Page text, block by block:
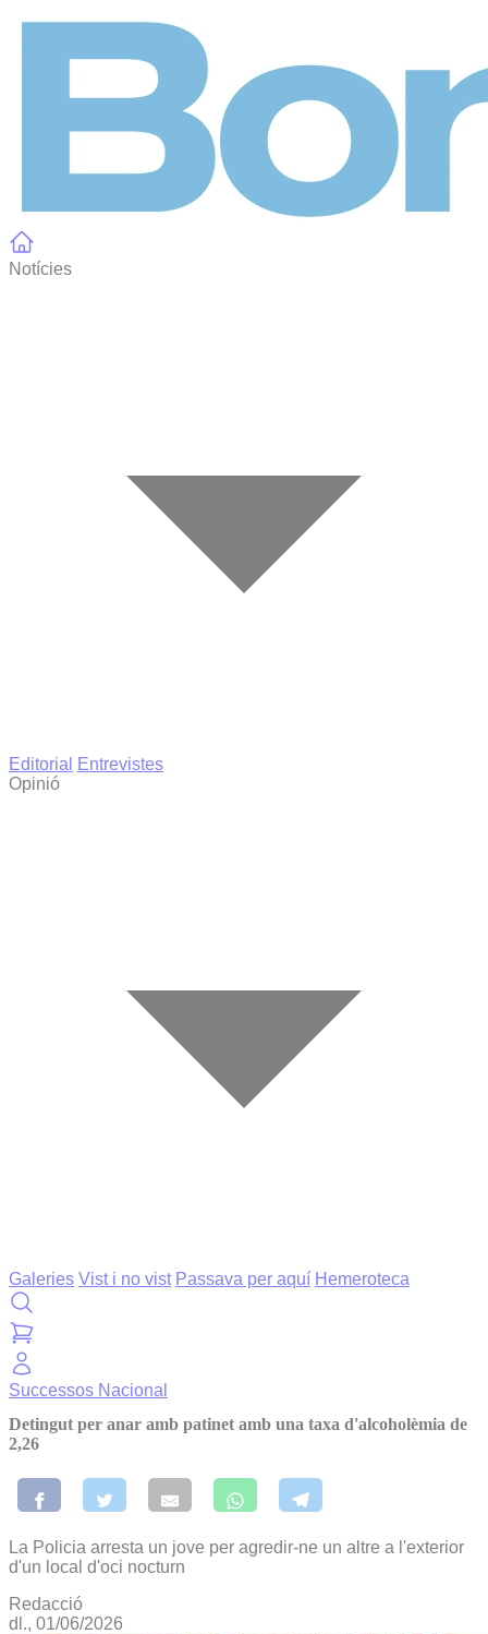
Notícies
Editorial
Entrevistes
Opinió
Galeries Vist i no vist Passava per aquí Hemeroteca
Successos Nacional
Detingut per anar amb patinet amb una taxa d'alcoholèmia de
2,26
La Policia arresta un jove per agredir-ne un altre a l'exterior
d'un local d'oci nocturn
Redacció
dl., 01/06/2026